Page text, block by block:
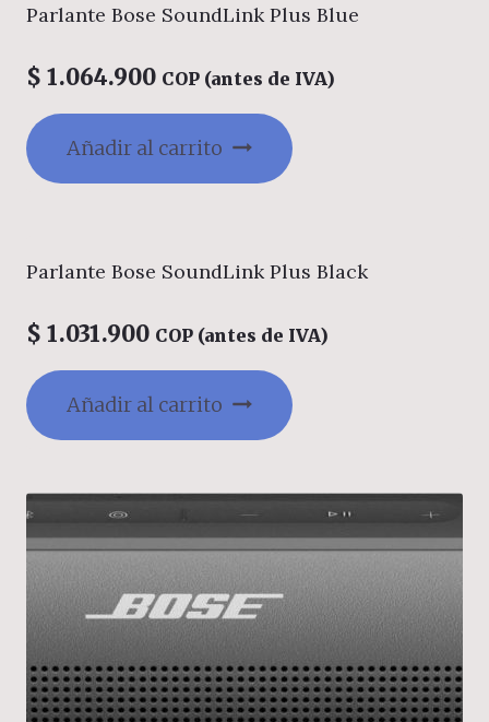
Parlante Bose SoundLink Plus Blue
$ 1.064.900 COP (antes de IVA)
Añadir al carrito
Parlante Bose SoundLink Plus Black
$ 1.031.900 COP (antes de IVA)
Añadir al carrito